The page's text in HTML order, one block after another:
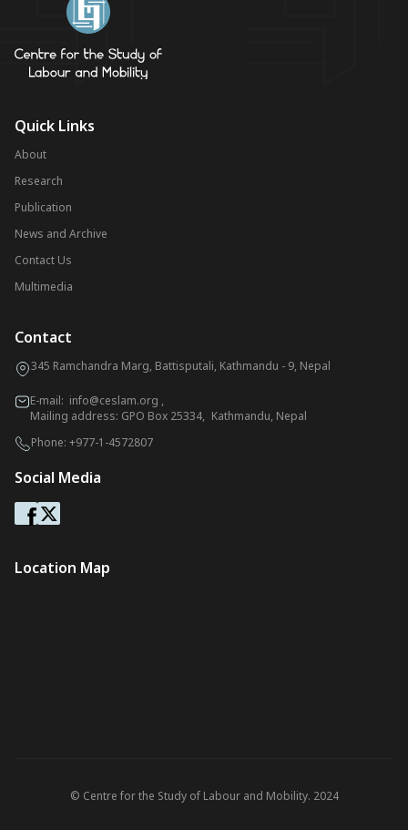
Quick Links
About
Research
Publication
News and Archive
Contact Us
Multimedia
Contact
345 Ramchandra Marg, Battisputali, Kathmandu - 9, Nepal
E-mail: info@ceslam.org ,
Mailing address: GPO Box 25334, Kathmandu, Nepal
Phone: +977-1-4572807
Social Media
Location Map
© Centre for the Study of Labour and Mobility. 2024